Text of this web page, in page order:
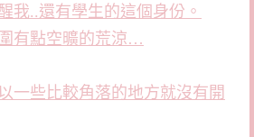
我..還有學生的這個身份。
有點空曠的荒涼…
一些比較角落的地方就沒有開